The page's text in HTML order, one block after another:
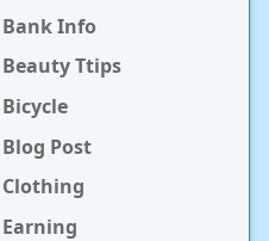
Bank Info
Beauty Ttips
Bicycle
Blog Post
Clothing
Earning